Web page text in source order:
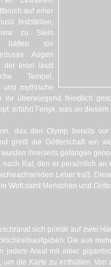
auf einer
feststellen,
zu Stein
sie
Augen
der Insel lässt
Tempel,
und mythische
ihr überwiegend feindlich
erfährt Fenyx, was an
das den Olymp bereits
greift die Götterschaft ein
ihrerseits gefangen
nach Rat, den er persönlich
Leber fraß.
Welt samt Menschen und
sich primär auf zwei
Die aus
jedem Areal mit einer
um die Karte zu enthüllen.